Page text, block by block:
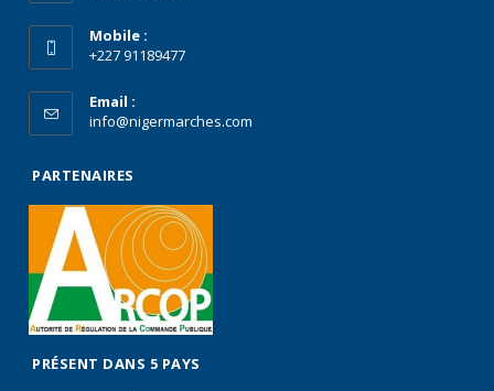
Mobile :
+227 91189477
Email :
info@nigermarches.com
PARTENAIRES
PRÉSENT DANS 5 PAYS